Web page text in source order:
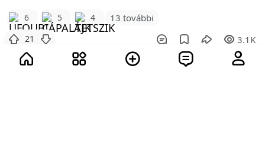
6 5 4 13 további
21 3.1K